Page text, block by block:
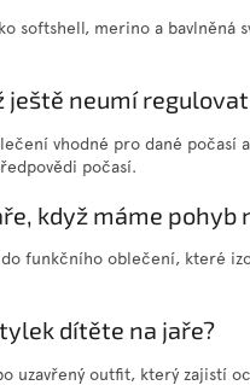
softshell, merino a bavlněná
ještě neumí
vhodné pro dané
počasí.
když máme
funkčního oblečení, které
dítěte na jaře?
uzavřený outfit, který zajistí